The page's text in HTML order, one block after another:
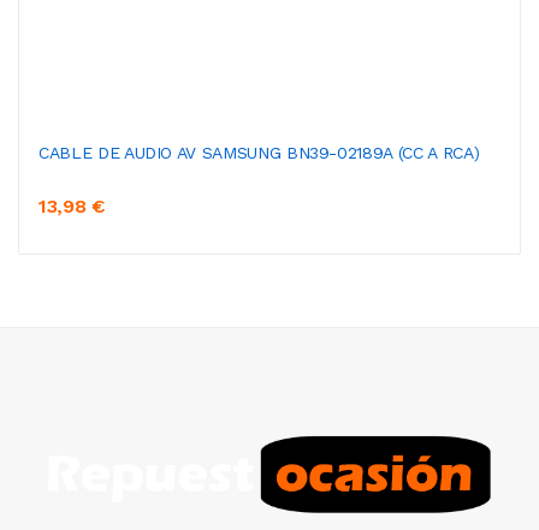
CABLE DE AUDIO AV SAMSUNG BN39-02189A (CC A RCA)
13,98 €